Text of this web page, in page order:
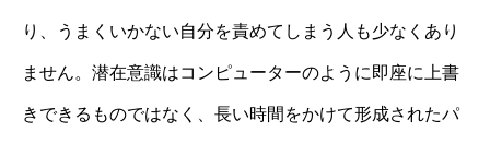
り、うまくいかない自分を責めてしまう人も少なくあり
ません。潜在意識はコンピューターのように即座に上書
きできるものではなく、長い時間をかけて形成されたパ